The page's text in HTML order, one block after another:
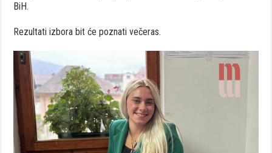
BiH.
Rezultati izbora bit će poznati večeras.